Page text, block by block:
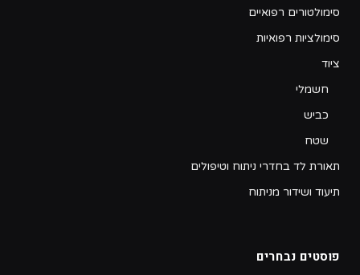
סימולטורים רפואיים
סימולציות רפואיות
ציוד
חשמלי
כביש
שטח
תאורת לד בחדרי ניתוח וטיפולים
תיעוד ושידור מניתוח
פוסטים נבחרים